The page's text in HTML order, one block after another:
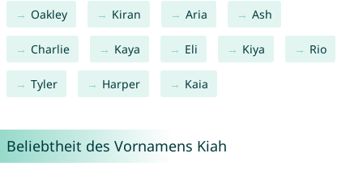
Oakley Kiran Aria Ash
Charlie Kaya Eli Kiya Rio
Tyler Harper Kaia
Beliebtheit des Vornamens Kiah